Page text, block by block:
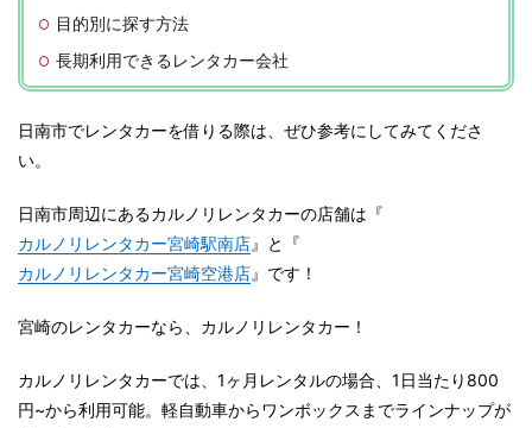
目的別に探す方法
長期利用できるレンタカー会社
日南市でレンタカーを借りる際は、ぜひ参考にしてみてくださ
い。
日南市周辺にあるカルノリレンタカーの店舗は『
カルノリレンタカー宮崎駅南店』と『
カルノリレンタカー宮崎空港店』です！
宮崎のレンタカーなら、カルノリレンタカー！
カルノリレンタカーでは、1ヶ月レンタルの場合、1日当たり800
円~から利用可能。軽自動車からワンボックスまでラインナップが